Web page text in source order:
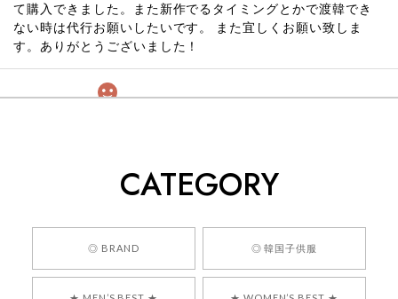
て購入できました。また新作でるタイミングとかで渡韓でき
ない時は代行お願いしたいです。 また宜しくお願い致しま
す。ありがとうございました！
くっそかわいいし、ショップの問い合わせも返事がはやくて
嬉しいレビューをありがとうございます！ 商品を
気に入っていただけたようで、大変嬉しく思いま
CATEGORY
◎ BRAND ◎ 韓国子供服